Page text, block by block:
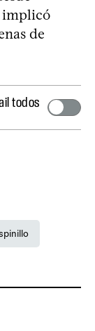
implicó
de
todos